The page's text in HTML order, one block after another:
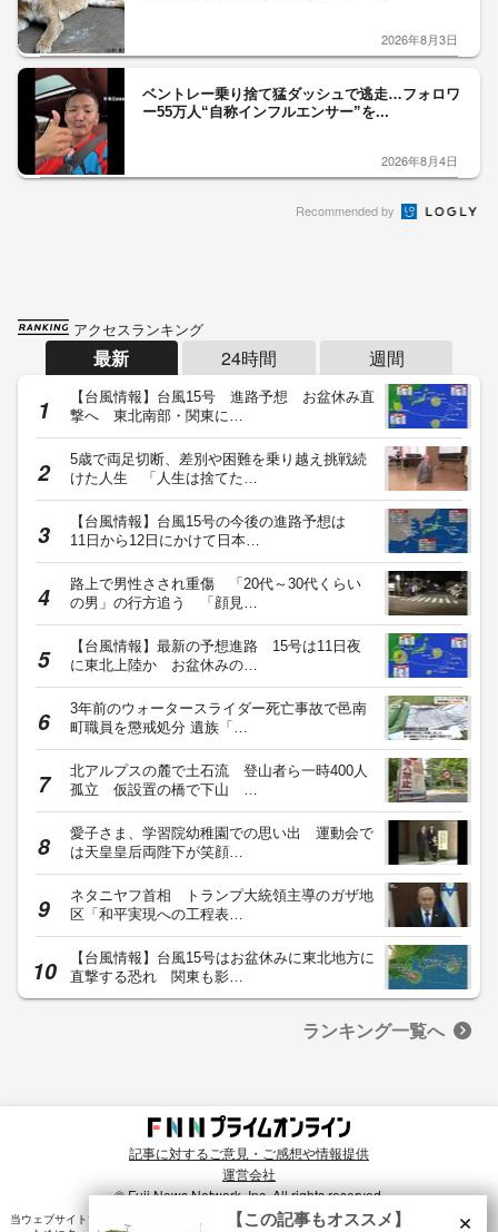
2026年8月3日
ベントレー乗り捨て猛ダッシュで逃走…フォロワ
ー55万人“自称インフルエンサー”を...
2026年8月4日
Recommended by
アクセスランキング
最新 24時間 週間
【台風情報】台風15号 進路予想 お盆休み直
撃へ 東北南部・関東に…
5歳で両足切断、差別や困難を乗り越え挑戦続
けた人生 「人生は捨てた…
【台風情報】台風15号の今後の進路予想は
11日から12日にかけて日本…
路上で男性さされ重傷 「20代～30代くらい
の男」の行方追う 「顔見…
【台風情報】最新の予想進路 15号は11日夜
に東北上陸か お盆休みの…
3年前のウォータースライダー死亡事故で邑南
町職員を懲戒処分 遺族「…
北アルプスの麓で土石流 登山者ら一時400人
孤立 仮設置の橋で下山 …
愛子さま、学習院幼稚園での思い出 運動会で
は天皇皇后両陛下が笑顔…
ネタニヤフ首相 トランプ大統領主導のガザ地
区「和平実現への工程表…
【台風情報】台風15号はお盆休みに東北地方に
直撃する恐れ 関東も影…
ランキング一覧へ
記事に対するご意見・ご感想や情報提供
運営会社
© Fuji News Network, Inc. All rights reserved.
当ウェブサイトでは、ユーザのニーズ・興味・関⼼に合致したコンテンツや広告配信を提供する
×
【この記事もオススメ】